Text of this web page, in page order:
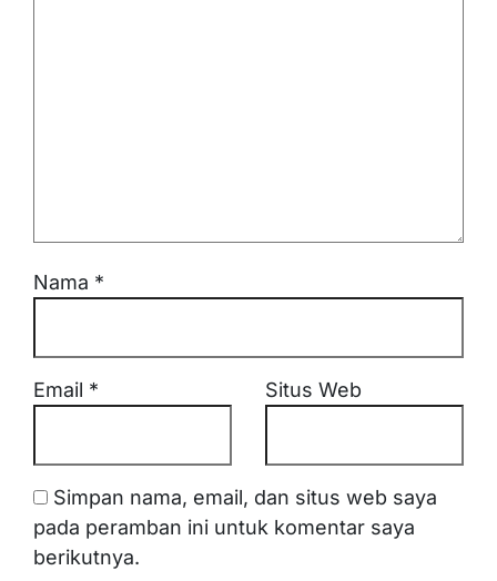
Nama *
Email * Situs Web
Simpan nama, email, dan situs web saya
pada peramban ini untuk komentar saya
berikutnya.